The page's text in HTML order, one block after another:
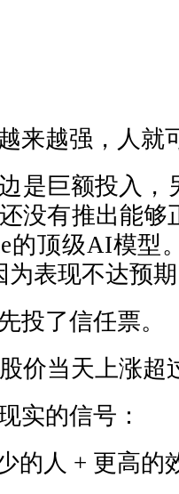
来越强，人就
巨额投入，
没有推出能够
的顶级AI模型
为表现不达预
投了信任票。
价当天上涨超
实的信号：
的人 + 更高的